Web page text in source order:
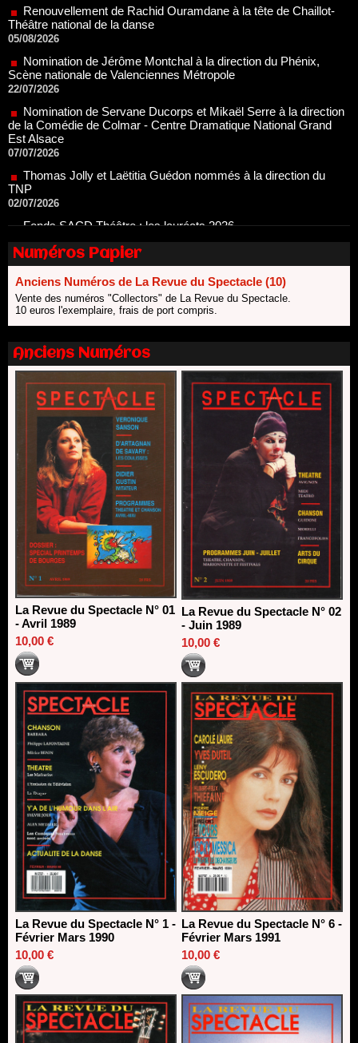
05/08/2026
Nomination de Jérôme Montchal à la direction du Phénix,
Scène nationale de Valenciennes Métropole
22/07/2026
Nomination de Servane Ducorps et Mikaël Serre à la direction
de la Comédie de Colmar - Centre Dramatique National Grand
Est Alsace
07/07/2026
Thomas Jolly et Laëtitia Guédon nommés à la direction du
TNP
02/07/2026
Fonds SACD Théâtre : les lauréats 2026
23/06/2026
Dispositif ARTCENA Écrire pour le cirque, les lauréats 2026 !
20/06/2026
Le palmarès des prix SACD 2026
18/06/2026
Les 10 lauréats du Fonds Grandes Formes Théâtre 2026
SACD
Nomination de Nathalie Garraud et Olivier Saccomano à la
direction du Théâtre de Gennevilliers - CDN
13/06/2026
Dispositif SACD Auteurs d'espaces : les lauréats 2026
18/03/2026
Numéros Papier
Anciens Numéros de La Revue du Spectacle (10)
Vente des numéros "Collectors" de La Revue du Spectacle.
10 euros l'exemplaire, frais de port compris.
Anciens Numéros
La Revue du Spectacle N° 01
- Avril 1989
10,00 €
La Revue du Spectacle N° 02
- Juin 1989
10,00 €
La Revue du Spectacle N° 1 -
Février Mars 1990
10,00 €
La Revue du Spectacle N° 6 -
Février Mars 1991
10,00 €